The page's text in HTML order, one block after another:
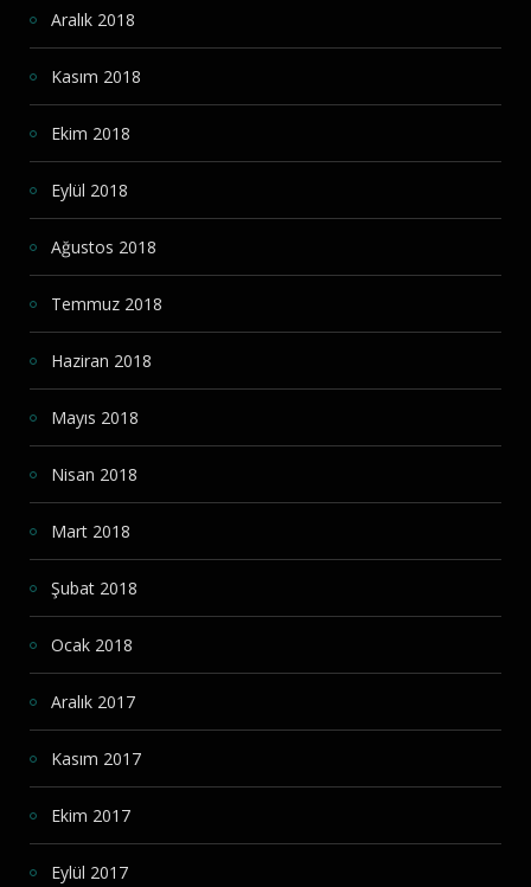
Aralık 2018
Kasım 2018
Ekim 2018
Eylül 2018
Ağustos 2018
Temmuz 2018
Haziran 2018
Mayıs 2018
Nisan 2018
Mart 2018
Şubat 2018
Ocak 2018
Aralık 2017
Kasım 2017
Ekim 2017
Eylül 2017